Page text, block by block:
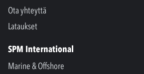
Ota yhteyttä
Lataukset
SPM International
Marine & Offshore